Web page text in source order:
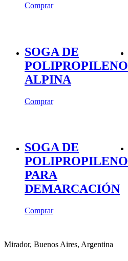
Comprar
SOGA DE
POLIPROPILENO
ALPINA
Comprar
SOGA DE
POLIPROPILENO
PARA
DEMARCACIÓN
Comprar
Mirador, Buenos Aires, Argentina